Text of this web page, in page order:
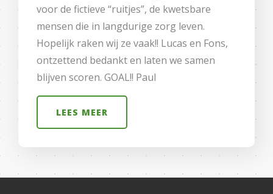
voor de fictieve “ruitjes”, de kwetsbare
mensen die in langdurige zorg leven.
Hopelijk raken wij ze vaak!! Lucas en Fons,
ontzettend bedankt en laten we samen
blijven scoren. GOAL!! Paul
LEES MEER